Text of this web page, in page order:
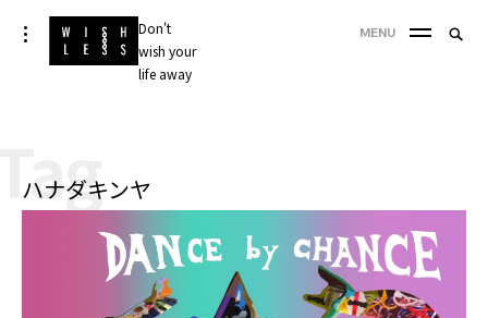
Skip
to
Don't
wish your
life away
toggle
open/close
sidebar
MENU
ハナダキンヤ